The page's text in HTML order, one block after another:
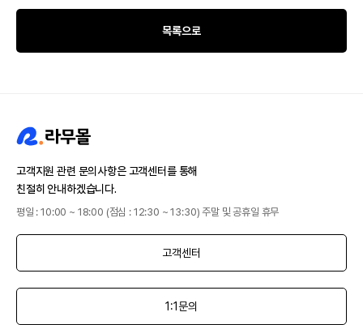
목록으로
고객지원 관련 문의사항은 고객센터를 통해
친절히 안내하겠습니다.
평일 : 10:00 ~ 18:00 (점심 : 12:30 ~ 13:30) 주말 및 공휴일 휴무
고객센터
1:1문의